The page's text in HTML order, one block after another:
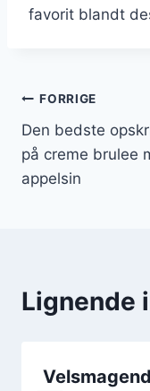
favorit blandt
FORRIGE
Den bedste
på creme brulee
appelsin
Lignende